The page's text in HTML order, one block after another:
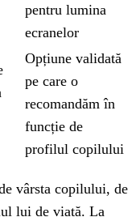
pentru lumina
ecranelor
Opțiune validată
pe care o
recomandăm în
funcție de
profilul copilului
vârsta copilului, de
lui de viață. La